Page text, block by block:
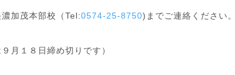
加茂本部校（Tel:0574-25-8750)までご連絡ください。
月１８日締め切りです）